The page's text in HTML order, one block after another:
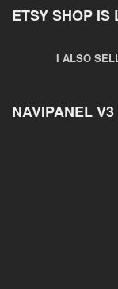
ETSY SHOP IS
I ALSO
NAVIPANEL